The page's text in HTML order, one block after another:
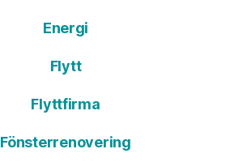
Energi
Flytt
Flyttfirma
Fönsterrenovering